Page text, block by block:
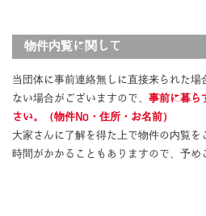
物件内覧に関して
当団体に事前連絡無しに直接来られた場
ない場合がございますので、 事前に暮ら
さい。（物件No・住所・お名前）
大家さんに了解を得た上で物件の内覧
時間がかかることもありますので、予め